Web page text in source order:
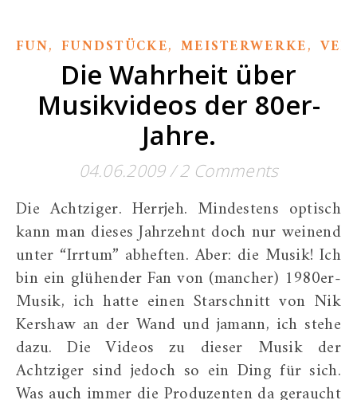
FUN, FUNDSTÜCKE, MEISTERWERKE,
Die Wahrheit über
Musikvideos der 80er-
Jahre.
04.06.2009/ 2 Comments
Die Achtziger. Herrjeh. Mindestens optisch
kann man dieses Jahrzehnt doch nur weinend
unter “Irrtum” abheften. Aber: die Musik! Ich
bin ein glühender Fan von (mancher) 1980er-
Musik, ich hatte einen Starschnitt von Nik
Kershaw an der Wand und jamann, ich stehe
dazu. Die Videos zu dieser Musik der
Achtziger sind jedoch so ein Ding für sich.
Was auch immer die Produzenten da geraucht